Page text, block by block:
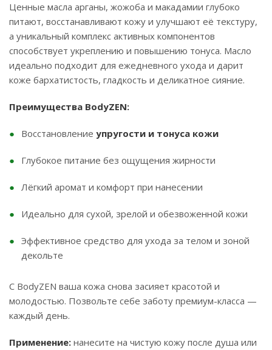
Ценные масла арганы, жожоба и макадамии глубоко
питают, восстанавливают кожу и улучшают её текстуру,
а уникальный комплекс активных компонентов
способствует укреплению и повышению тонуса. Масло
идеально подходит для ежедневного ухода и дарит
коже бархатистость, гладкость и деликатное сияние.
Преимущества BodyZEN:
Восстановление упругости и тонуса кожи
Глубокое питание без ощущения жирности
Лёгкий аромат и комфорт при нанесении
Идеально для сухой, зрелой и обезвоженной кожи
Эффективное средство для ухода за телом и зоной
декольте
С BodyZEN ваша кожа снова засияет красотой и
молодостью. Позвольте себе заботу премиум-класса —
каждый день.
Применение: нанесите на чистую кожу после душа или